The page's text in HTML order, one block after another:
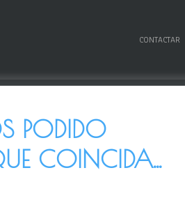
CONTACTAR
PODIDO
COINCIDA...